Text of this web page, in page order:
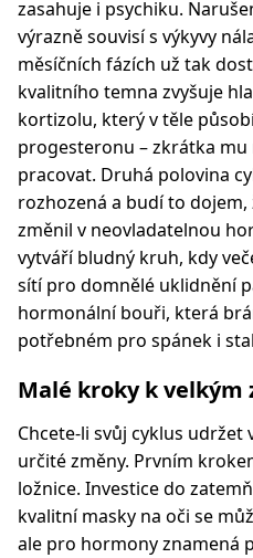
zasahuje i psychiku.
výrazně souvisí s výkyvy
měsíčních fázích už tak
kvalitního temna zvyšuje
kortizolu, který v těle
progesteronu – zkrátka
pracovat. Druhá polovina
rozhozená a budí to dojem,
změnil v neovladatelnou
vytváří bludný kruh, kdy
sítí pro domnělé uklidnění
hormonální bouři, která
potřebném pro spánek i
Malé kroky k velkým
Chcete-li svůj cyklus udržet
určité změny. Prvním
ložnice. Investice do
kvalitní masky na oči se
ale pro hormony znamená